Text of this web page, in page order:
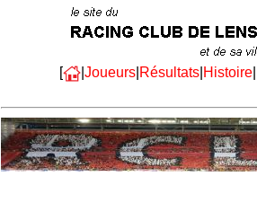
[ | Joueurs| Résultats| Histoire|